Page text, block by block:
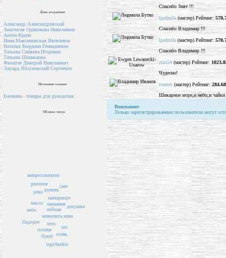
День рождения
Александр Александровский
Анастасия Одинокова Николаевна
Антон Кудин
Инна Максимовская Яковлевна
Наталья Бырдина Геннадиевна
Татьяна Синяева Игоревна
Татьяна Шпанькова
Филатов Дмитрий Николаевич
Эдуард Яблуновский Сергеевич
Полезные ссылки
Ежевика - товары для рукоделия
Облако тегов
пейзаж
названия
живопись
лето
натюрморт
купить
солнце лес
зима
осень
букет
масло
река
снег
tegicheskie
реализм
небо
импрессионизм
Портрет
девушка
Спасибо Зият !!!
ljudmila (мастер) Рейтинг:
Спасибо Владимир !!!
ljudmila (мастер) Рейтинг:
Спасибо Владимир !!!
zius54 (мастер) Рейтинг:
Чудесно!
ivanov (мастер) Рейтинг: 284.68
Шикарное море,и небо,и
Внимание:
Только зарегистрированные пользователи могут